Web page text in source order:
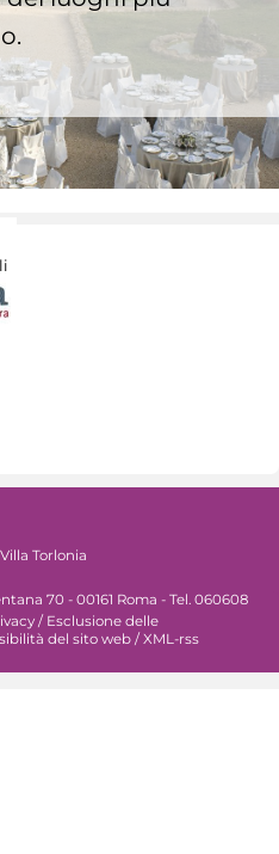
Torlonia
70 - 00161 Roma - Tel. 060608
/ Esclusione delle
del sito web /XML-rss